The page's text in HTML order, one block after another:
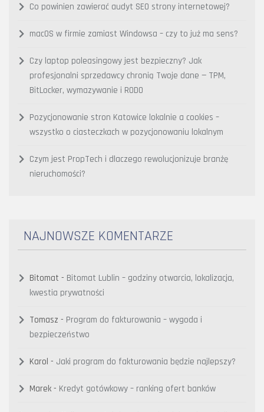
Co powinien zawierać audyt SEO strony internetowej?
macOS w firmie zamiast Windowsa – czy to już ma sens?
Czy laptop poleasingowy jest bezpieczny? Jak
profesjonalni sprzedawcy chronią Twoje dane — TPM,
BitLocker, wymazywanie i RODO
Pozycjonowanie stron Katowice lokalnie a cookies –
wszystko o ciasteczkach w pozycjonowaniu lokalnym
Czym jest PropTech i dlaczego rewolucjonizuje branżę
nieruchomości?
NAJNOWSZE KOMENTARZE
Bitomat - Bitomat Lublin – godziny otwarcia, lokalizacja,
kwestia prywatności
Tomasz - Program do fakturowania – wygoda i
bezpieczeństwo
Karol - Jaki program do fakturowania będzie najlepszy?
Marek - Kredyt gotówkowy – ranking ofert banków